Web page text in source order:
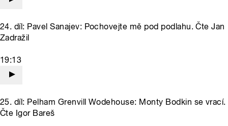
24. díl: Pavel Sanajev: Pochovejte mě pod podlahu. Čte Jan
Zadražil
19:13
25. díl: Pelham Grenvill Wodehouse: Monty Bodkin se vrací.
Čte Igor Bareš